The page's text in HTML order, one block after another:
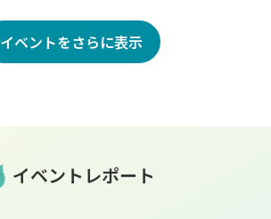
イベントをさらに表示
イベントレポート